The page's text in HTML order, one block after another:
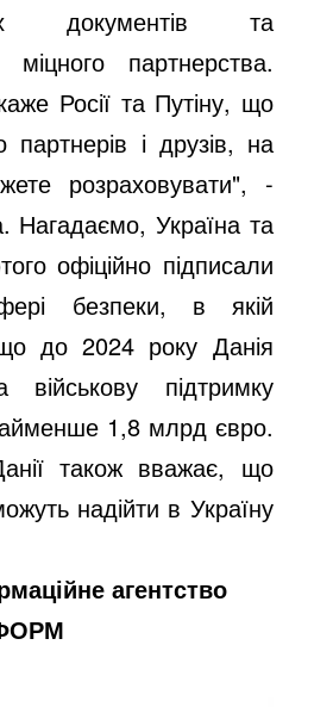
документів та
партнерства.
Росії та Путіну, що
партнерів і друзів, на
розраховувати", -
Нагадаємо, Україна та
офіційно підписали
безпеки, в якій
до 2024 року Данія
військову підтримку
1,8 млрд євро.
також вважає, що
надійти в Україну
агентство